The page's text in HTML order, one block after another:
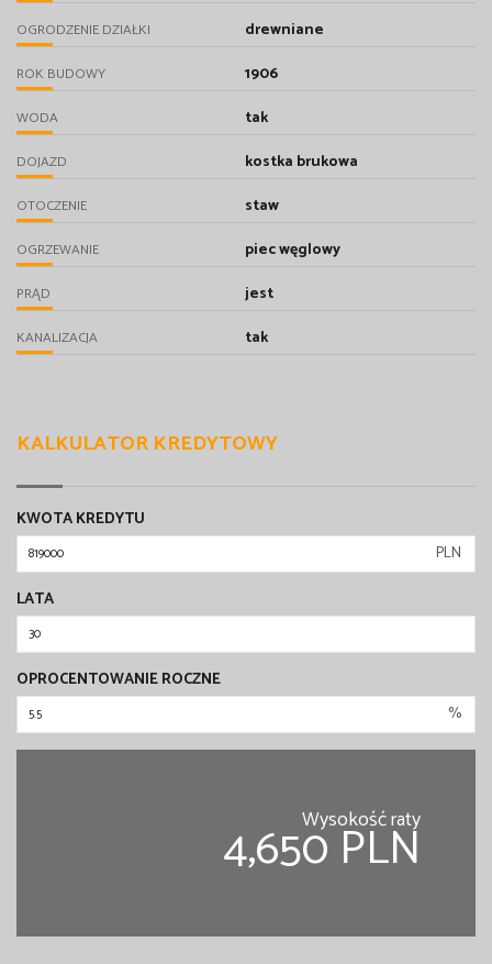
OGRODZENIE DZIAŁKI drewniane
ROK BUDOWY 1906
WODA tak
DOJAZD kostka brukowa
OTOCZENIE staw
OGRZEWANIE piec węglowy
PRĄD jest
KANALIZACJA tak
KALKULATOR KREDYTOWY
KWOTA KREDYTU
PLN
LATA
OPROCENTOWANIE ROCZNE
%
Wysokość raty
4,650 PLN